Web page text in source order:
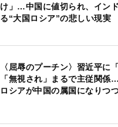
け」…中国に値切られ、イン
る“大国ロシア”の悲しい現実
〈屈辱のプーチン〉習近平に
「無視され」まるで主従関係
ロシアが中国の属国になりつ